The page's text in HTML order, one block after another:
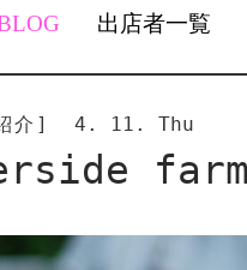
出店者一覧
介] 4. 11. Thu
farm.